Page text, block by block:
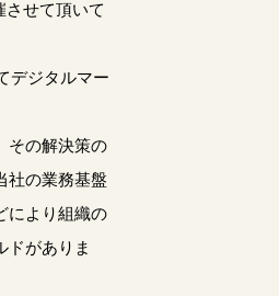
させて頂いて
デジタルマー
その解決策の
社の業務基盤
により組織の
ドがありま